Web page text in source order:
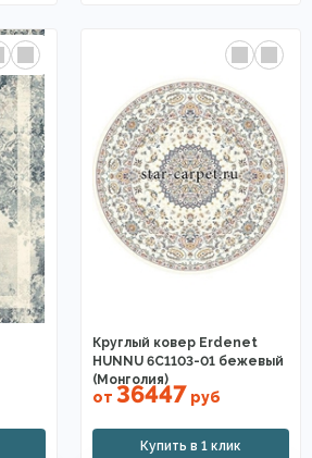
Круглый ковер Erdenet
HUNNU 6C1103-01 бежевый
(Монголия)
от 36447 руб